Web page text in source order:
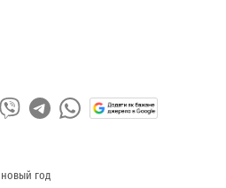
новый год